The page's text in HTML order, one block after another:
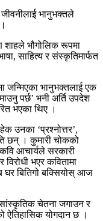
भानुभक्तले
शाहले भौगोलिक रूपमा
साहित्य र संस्कृतिमार्फत
जन्मिएका भानुभक्तलाई एक
पर्छ’ भनी अर्ति उपदेश
भएका थिए ।
उनका ‘प्रश्नोत्तर’,
छन् । कुमारी चोकको
आचार्यले सरकारी
भएर कवितामा
घर बितिगो बक्सियोस् आज
सांस्कृतिक चेतना जगाउन र
ऐतिहासिक योगदान छ ।